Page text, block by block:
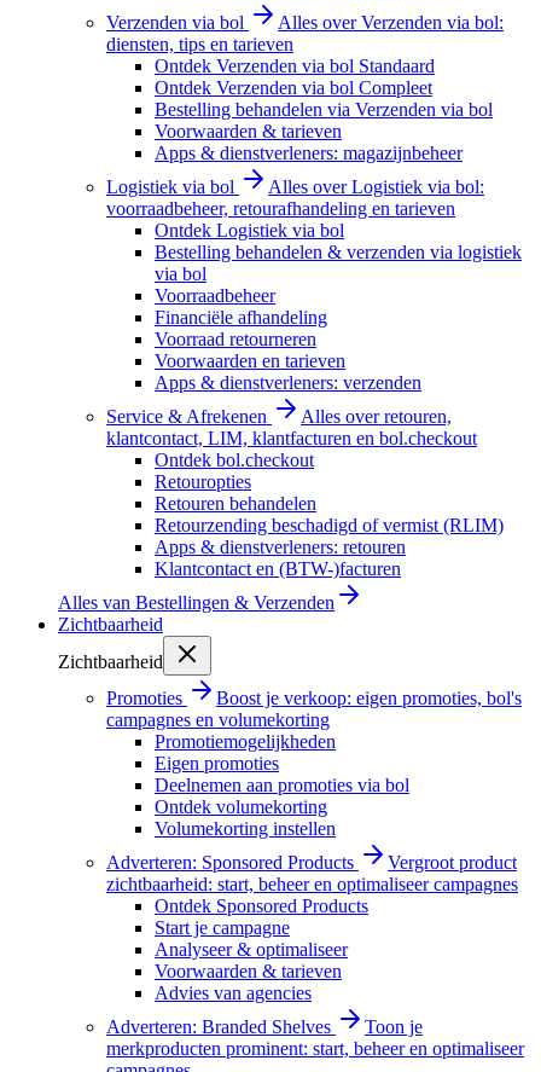
Verzenden via bol
Alles over Verzenden via bol:
diensten, tips en tarieven
Ontdek Verzenden via bol Standaard
Ontdek Verzenden via bol Compleet
Bestelling behandelen via Verzenden via bol
Voorwaarden & tarieven
Apps & dienstverleners: magazijnbeheer
Logistiek via bol
Alles over Logistiek via bol:
voorraadbeheer, retourafhandeling en tarieven
Ontdek Logistiek via bol
Bestelling behandelen & verzenden via logistiek
via bol
Voorraadbeheer
Financiële afhandeling
Voorraad retourneren
Voorwaarden en tarieven
Apps & dienstverleners: verzenden
Service & Afrekenen
Alles over retouren,
klantcontact, LIM, klantfacturen en bol.checkout
Ontdek bol.checkout
Retouropties
Retouren behandelen
Retourzending beschadigd of vermist (RLIM)
Apps & dienstverleners: retouren
Klantcontact en (BTW-)facturen
Alles van Bestellingen & Verzenden
Zichtbaarheid
Zichtbaarheid
Promoties
Boost je verkoop: eigen promoties, bol's
campagnes en volumekorting
Promotiemogelijkheden
Eigen promoties
Deelnemen aan promoties via bol
Ontdek volumekorting
Volumekorting instellen
Adverteren: Sponsored Products
Vergroot product
zichtbaarheid: start, beheer en optimaliseer campagnes
Ontdek Sponsored Products
Start je campagne
Analyseer & optimaliseer
Voorwaarden & tarieven
Advies van agencies
Adverteren: Branded Shelves
Toon je
merkproducten prominent: start, beheer en optimaliseer